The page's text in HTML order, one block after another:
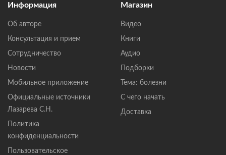
Информация
Об авторе
Консультация и прием
Сотрудничество
Новости
Мобильное приложение
Официальные источники
Лазарева С.Н.
Политика
конфиденциальности
Пользовательское
Магазин
Видео
Книги
Аудио
Подборки
Тема: болезни
С чего начать
Доставка